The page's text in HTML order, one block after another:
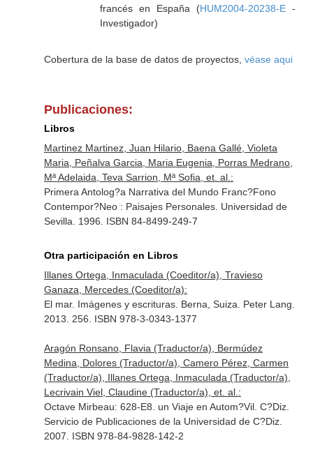
francés en España (HUM2004-20238-E-
Investigador)
Cobertura de la base de datos de proyectos, véase aqui
Publicaciones:
Libros
Martinez Martinez, Juan Hilario, Baena Gallé, Violeta
Maria, Peñalva Garcia, Maria Eugenia, Porras Medrano,
Mª Adelaida, Teva Sarrion, Mª Sofia, et. al.:
Primera Antolog?a Narrativa del Mundo Franc?Fono
Contempor?Neo : Paisajes Personales. Universidad de
Sevilla. 1996. ISBN 84-8499-249-7
Otra participación en Libros
Illanes Ortega, Inmaculada (Coeditor/a), Travieso
Ganaza, Mercedes (Coeditor/a):
El mar. Imágenes y escrituras. Berna, Suiza. Peter Lang.
2013. 256. ISBN 978-3-0343-1377
Aragón Ronsano, Flavia (Traductor/a), Bermúdez
Medina, Dolores (Traductor/a), Camero Pérez, Carmen
(Traductor/a), Illanes Ortega, Inmaculada (Traductor/a),
Lecrivain Viel, Claudine (Traductor/a), et. al.:
Octave Mirbeau: 628-E8. un Viaje en Autom?Vil. C?Diz.
Servicio de Publicaciones de la Universidad de C?Diz.
2007. ISBN 978-84-9828-142-2